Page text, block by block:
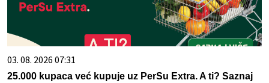
03. 08. 2026 07:31
25.000 kupaca već kupuje uz PerSu Extra. A ti? Saznaj